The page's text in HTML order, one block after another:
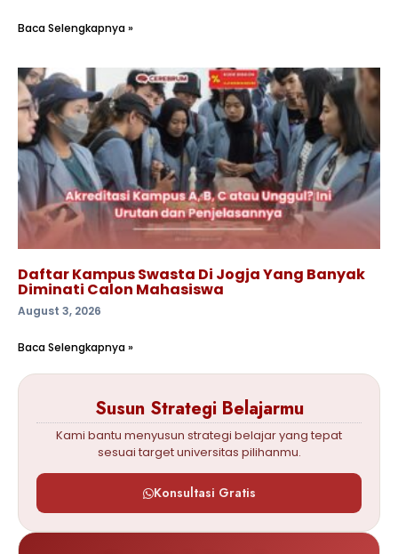
Baca Selengkapnya »
Daftar Kampus Swasta Di Jogja Yang Banyak
Diminati Calon Mahasiswa
August 3, 2026
Baca Selengkapnya »
Susun Strategi Belajarmu
Kami bantu menyusun strategi belajar yang tepat
sesuai target universitas pilihanmu.
Konsultasi Gratis